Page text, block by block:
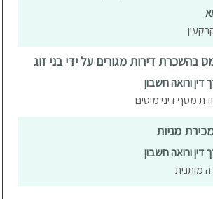
בהשכרת דירות מגורים על ידי בני זוג
דין ורואה חשבון
מסף דיני מיסים
מניות
דין ורואה חשבון
מותנית